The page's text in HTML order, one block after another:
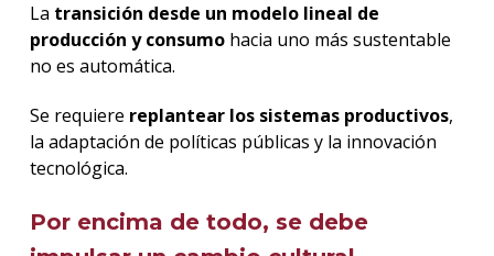
La transición desde un modelo lineal de
producción y consumohacia uno más sustentable
no es automática.
Se requiere replantear los sistemas productivos,
la adaptación de políticas públicas y la innovación
tecnológica.
Por encima de todo, se debe